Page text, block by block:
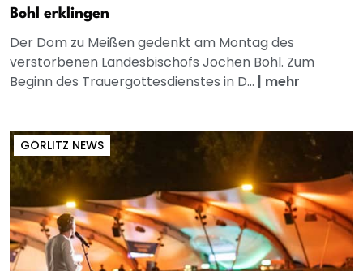
Bohl erklingen
Der Dom zu Meißen gedenkt am Montag des
verstorbenen Landesbischofs Jochen Bohl. Zum
Beginn des Trauergottesdienstes in D... | mehr
GÖRLITZ NEWS